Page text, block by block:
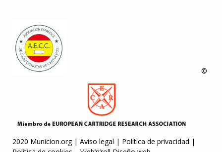
©
2020 Municion.org | Aviso legal | Política de privacidad |